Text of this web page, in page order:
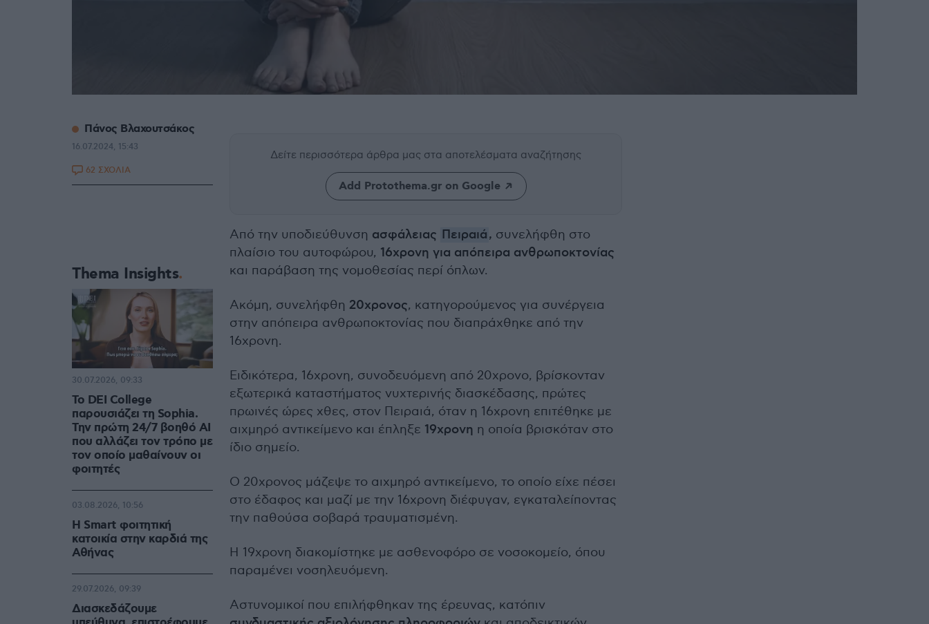
Δείτε περισσότερα άρθρα μας στα αποτελέσματα αναζήτησης
Add Protothema.gr on Google
Από την υποδιεύθυνση ασφάλειας Πειραιά, συνελήφθη στο
πλαίσιο του αυτοφώρου, 16χρονη για απόπειρα ανθρωποκτονίας
και παράβαση της νομοθεσίας περί όπλων.
Ακόμη, συνελήφθη 20χρονος, κατηγορούμενος για συνέργεια
στην απόπειρα ανθρωποκτονίας που διαπράχθηκε από την
16χρονη.
Ειδικότερα, 16χρονη, συνοδευόμενη από 20χρονο, βρίσκονταν
εξωτερικά καταστήματος νυχτερινής διασκέδασης, πρώτες
πρωινές ώρες χθες, στον Πειραιά, όταν η 16χρονη επιτέθηκε με
αιχμηρό αντικείμενο και έπληξε 19χρονη η οποία βρισκόταν στο
ίδιο σημείο.
Ο 20χρονος μάζεψε το αιχμηρό αντικείμενο, το οποίο είχε πέσει
στο έδαφος και μαζί με την 16χρονη διέφυγαν, εγκαταλείποντας
την παθούσα σοβαρά τραυματισμένη.
Η 19χρονη διακομίστηκε με ασθενοφόρο σε νοσοκομείο, όπου
παραμένει νοσηλευόμενη.
Αστυνομικοί που επιλήφθηκαν της έρευνας, κατόπιν
Πάνος Βλαχουτσάκος
16.07.2024, 15:43
62 ΣΧΟΛΙΑ
Thema Insights
Το DEI College
παρουσιάζει τη Sophia.
Την πρώτη 24/7 βοηθό AI
που αλλάζει τον τρόπο με
τον οποίο μαθαίνουν οι
φοιτητές
30.07.2026, 09:33
Η Smart φοιτητική
κατοικία στην καρδιά της
Αθήνας
03.08.2026, 10:56
Διασκεδάζουμε
29.07.2026, 09:39